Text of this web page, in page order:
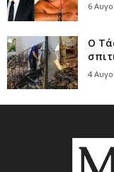
6
Ο
4